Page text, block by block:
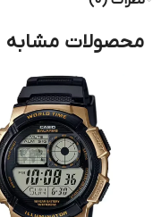
محصولات مشابه